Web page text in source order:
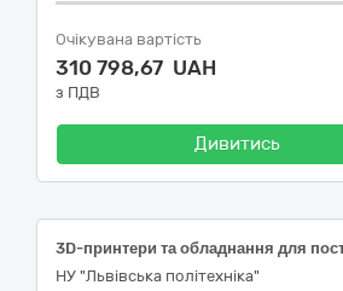
Очікувана вартість
310 798,67 UAH
з ПДВ
Дивитись
НУ "Львівська політехніка"